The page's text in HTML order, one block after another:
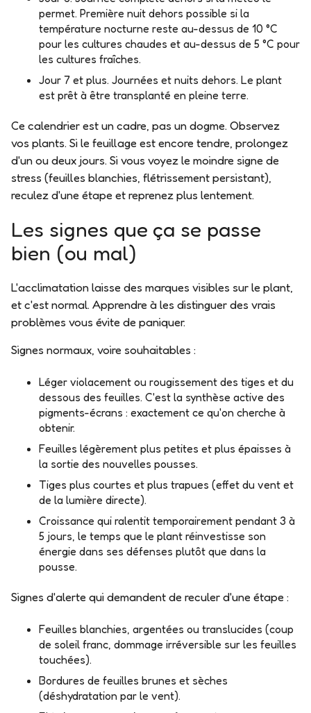
permet. Première nuit dehors possible si la
température nocturne reste au-dessus de 10 °C
pour les cultures chaudes et au-dessus de 5 °C pour
les cultures fraîches.
Jour 7 et plus. Journées et nuits dehors. Le plant
est prêt à être transplanté en pleine terre.
Ce calendrier est un cadre, pas un dogme. Observez
vos plants. Si le feuillage est encore tendre, prolongez
d'un ou deux jours. Si vous voyez le moindre signe de
stress (feuilles blanchies, flétrissement persistant),
reculez d'une étape et reprenez plus lentement.
Les signes que ça se passe
bien (ou mal)
L'acclimatation laisse desmarques visibles sur le plant,
et c'est normal. Apprendre à les distinguer des vrais
problèmes vous évite de paniquer.
Signes normaux, voire souhaitables :
Léger violacement ou rougissement des tiges et du
dessous des feuilles. C'est la synthèse active des
pigments-écrans : exactement ce qu'on cherche à
obtenir.
Feuilles légèrement plus petites et plus épaisses à
la sortie des nouvelles pousses.
Tiges plus courtes et plus trapues (effet du vent et
de la lumière directe).
Croissance qui ralentit temporairement pendant 3 à
5 jours, le temps que le plant réinvestisse son
énergie dans ses défenses plutôt que dans la
pousse.
Signes d'alerte qui demandent de reculer d'une étape :
Feuilles blanchies, argentées ou translucides (coup
de soleil franc, dommage irréversible sur les feuilles
touchées).
Bordures de feuilles brunes et sèches
(déshydratation par le vent).